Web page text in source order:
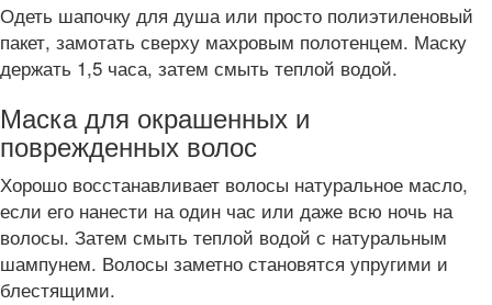
Одеть шапочку для душа или просто полиэтиленовый
пакет, замотать сверху махровым полотенцем. Маску
держать 1,5 часа, затем смыть теплой водой.
Маска для окрашенных и
поврежденных волос
Хорошо восстанавливает волосы натуральное масло,
если его нанести на один час или даже всю ночь на
волосы. Затем смыть теплой водой с натуральным
шампунем. Волосы заметно становятся упругими и
блестящими.